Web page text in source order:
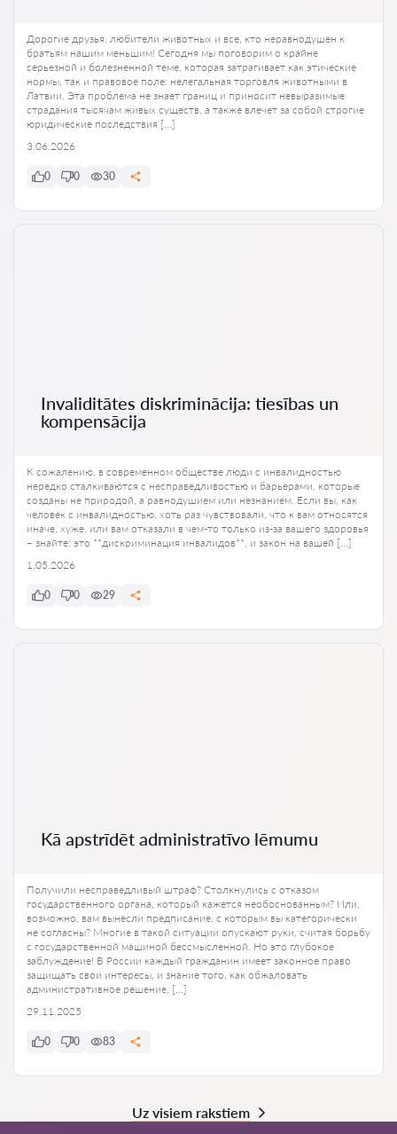
Дорогие друзья, любители животных и все, кто неравнодушен к
братьям нашим меньшим! Сегодня мы поговорим о крайне
серьезной и болезненной теме, которая затрагивает как этические
нормы, так и правовое поле: нелегальная торговля животными в
Латвии. Эта проблема не знает границ и приносит невыразимые
страдания тысячам живых существ, а также влечет за собой строгие
юридические последствия […]
3.06.2026
0 0 30
Invaliditātes diskriminācija: tiesības un
kompensācija
К сожалению, в современном обществе люди с инвалидностью
нередко сталкиваются с несправедливостью и барьерами, которые
созданы не природой, а равнодушием или незнанием. Если вы, как
человек с инвалидностью, хоть раз чувствовали, что к вам относятся
иначе, хуже, или вам отказали в чем-то только из-за вашего здоровья
– знайте: это **дискриминация инвалидов**, и закон на вашей […]
1.05.2026
0 0 29
Kā apstrīdēt administratīvo lēmumu
Получили несправедливый штраф? Столкнулись с отказом
государственного органа, который кажется необоснованным? Или,
возможно, вам вынесли предписание, с которым вы категорически
не согласны? Многие в такой ситуации опускают руки, считая борьбу
с государственной машиной бессмысленной. Но это глубокое
заблуждение! В России каждый гражданин имеет законное право
защищать свои интересы, и знание того, как обжаловать
административное решение, […]
29.11.2025
0 0 83
Uz visiem rakstiem